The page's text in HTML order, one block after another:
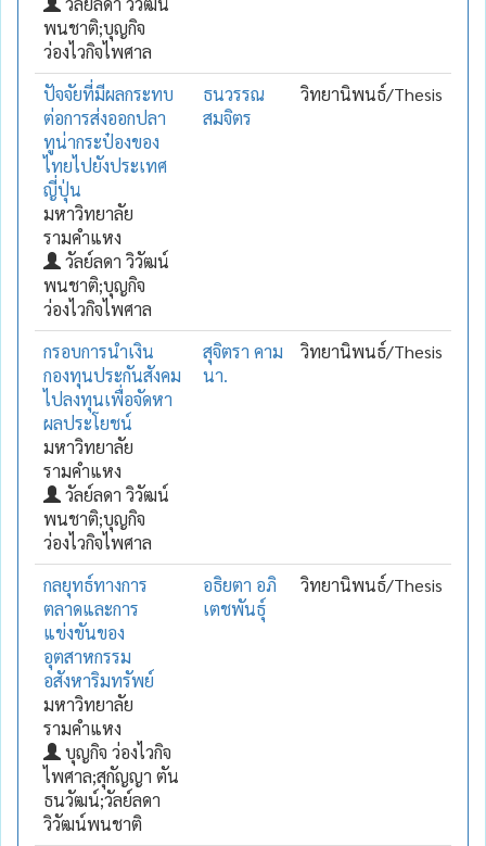
พนชาติ;บุญกิจ
ว่องไวกิจไพศาล
ปัจจัยที่มีผลกระทบ
ต่อการส่งออกปลา
ทูน่ากระป๋องของ
ไทยไปยังประเทศ
ญี่ปุ่น
มหาวิทยาลัย
รามคำแหง
วัลย์ลดา วิวัฒน์
พนชาติ;บุญกิจ
ว่องไวกิจไพศาล
ธนวรรณ
สมจิตร
วิทยานิพนธ์/Thesis
กรอบการนำเงิน
กองทุนประกันสังคม
ไปลงทุนเพื่อจัดหา
ผลประโยชน์
มหาวิทยาลัย
รามคำแหง
วัลย์ลดา วิวัฒน์
พนชาติ;บุญกิจ
ว่องไวกิจไพศาล
สุจิตรา คาม
นา.
วิทยานิพนธ์/Thesis
กลยุทธ์ทางการ
ตลาดและการ
แข่งขันของ
อุตสาหกรรม
อสังหาริมทรัพย์
มหาวิทยาลัย
รามคำแหง
บุญกิจ ว่องไวกิจ
ไพศาล;สุกัญญา ตัน
ธนวัฒน์;วัลย์ลดา
วิวัฒน์พนชาติ
อธิยตา อภิ
เตชพันธุ์
วิทยานิพนธ์/Thesis